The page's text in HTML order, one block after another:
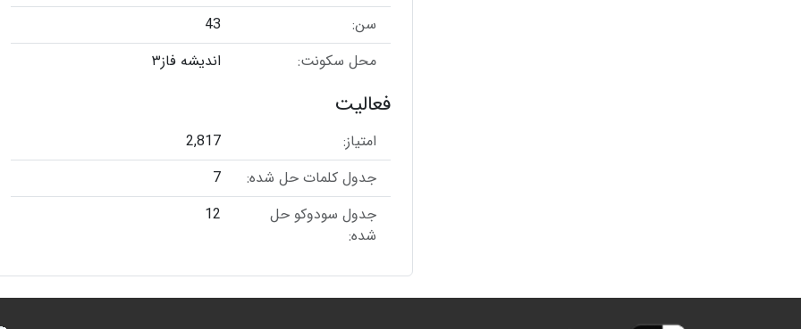
سن:
43
محل سکونت:
اندیشه فاز۳
فعالیت
امتیاز:
2,817
جدول کلمات حل شده:
7
جدول سودوکو حل
شده:
12